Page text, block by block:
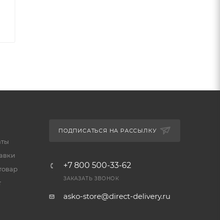
ПОДПИСАТЬСЯ НА РАССЫЛКУ
+7 800 500-33-62
ЗАКАЗАТЬ ЗВОНОК
asko-store@direct-delivery.ru